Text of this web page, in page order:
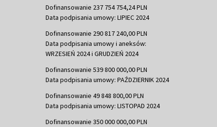
Dofinansowanie 237 754 754,24 PLN
Data podpisania umowy: LIPIEC 2024
Dofinansowanie 290 817 240,00 PLN
Data podpisania umowy i aneksów:
WRZESIEŃ 2024 i GRUDZIEŃ 2024
Dofinansowanie 539 800 000,00 PLN
Data podpisania umowy: PAŹDZIERNIK 2024
Dofinansowanie 49 848 800,00 PLN
Data podpisania umowy: LISTOPAD 2024
Dofinansowanie 350 000 000,00 PLN